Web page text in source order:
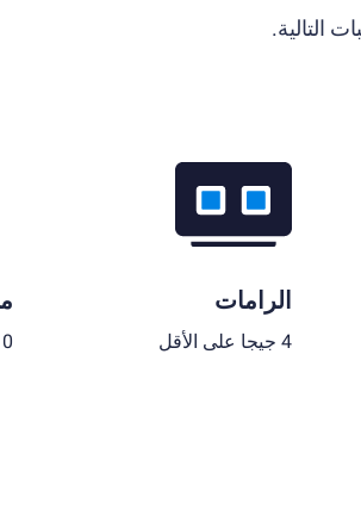
الرامات
4 جيجا على الأقل 10 جيجابايت